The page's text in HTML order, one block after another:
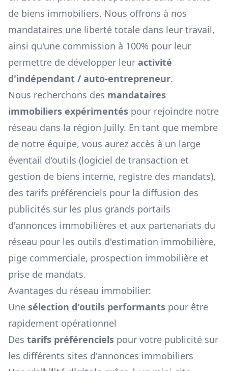
de biens immobiliers. Nous offrons à nos
mandataires une liberté totale dans leur travail,
ainsi qu'une commission à 100% pour leur
permettre de développer leur activité
d'indépendant / auto-entrepreneur.
Nous recherchons des mandataires
immobiliers expérimentés pour rejoindre notre
réseau dans la région Juilly. En tant que membre
de notre équipe, vous aurez accès à un large
éventail d'outils (logiciel de transaction et
gestion de biens interne, registre des mandats),
des tarifs préférenciels pour la diffusion des
publicités sur les plus grands portails
d'annonces immobilières et aux partenariats du
réseau pour les outils d'estimation immobilière,
pige commerciale, prospection immobilière et
prise de mandats.
Avantages du réseau immobilier:
Une sélection d'outils performants pour être
rapidement opérationnel
Des tarifs préférenciels pour votre publicité sur
les différents sites d'annonces immobiliers